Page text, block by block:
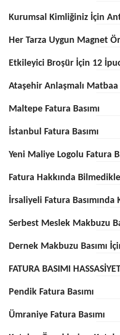
Kurumsal Kimliğiniz İçin
Her Tarza Uygun Magnet
Etkileyici Broşür İçin 12
Ataşehir Anlaşmalı Matbaa
Maltepe Fatura Basımı
İstanbul Fatura Basımı
Yeni Maliye Logolu Fatura
Fatura Hakkında
İrsaliyeli Fatura Basımında
Serbest Meslek Makbuzu
Dernek Makbuzu Basımı
FATURA BASIMI
Pendik Fatura Basımı
Ümraniye Fatura Basımı